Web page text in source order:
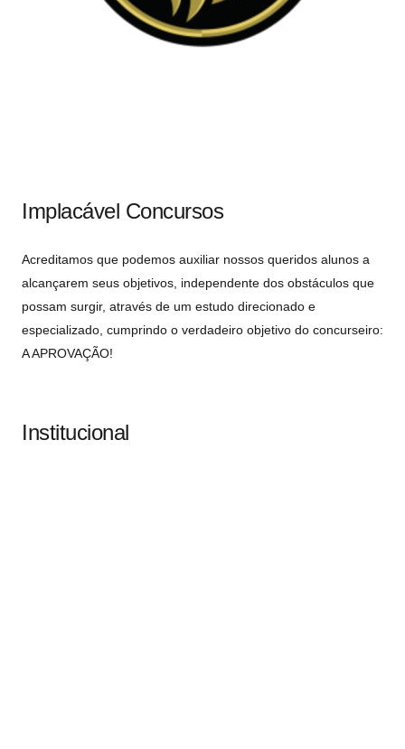
Implacável Concursos
Acreditamos que podemos auxiliar nossos queridos alunos a
alcançarem seus objetivos, independente dos obstáculos que
possam surgir, através de um estudo direcionado e
especializado, cumprindo o verdadeiro objetivo do concurseiro:
A APROVAÇÃO!
Institucional